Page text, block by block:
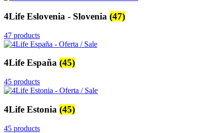
4Life Eslovenia - Slovenia (47)
47 products
4Life España (45)
45 products
4Life Estonia (45)
45 products